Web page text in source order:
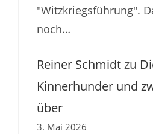
"Witzkriegsführung".
noch…
Reiner Schmidtzu
Kinnerhunder und
über
3. Mai 2026